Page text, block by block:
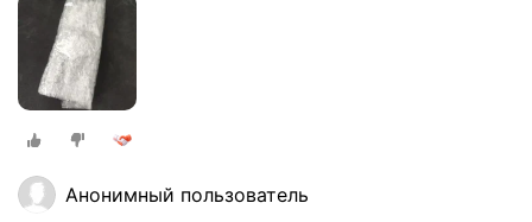
Анонимный пользователь